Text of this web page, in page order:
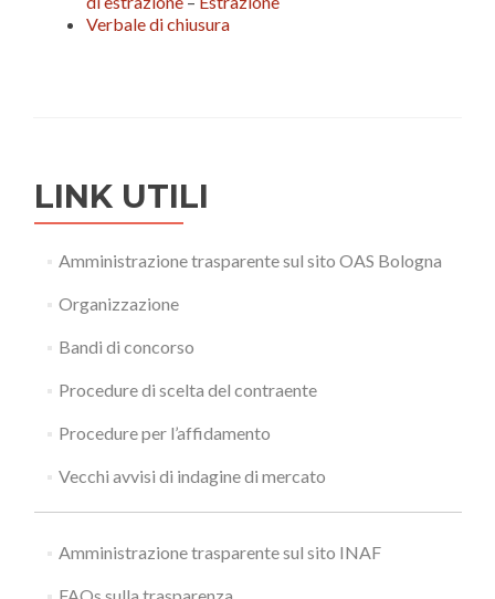
Verbale di chiusura
LINK UTILI
Amministrazione trasparente sul sito OAS Bologna
Organizzazione
Bandi di concorso
Procedure di scelta del contraente
Procedure per l’affidamento
Vecchi avvisi di indagine di mercato
Amministrazione trasparente sul sito INAF